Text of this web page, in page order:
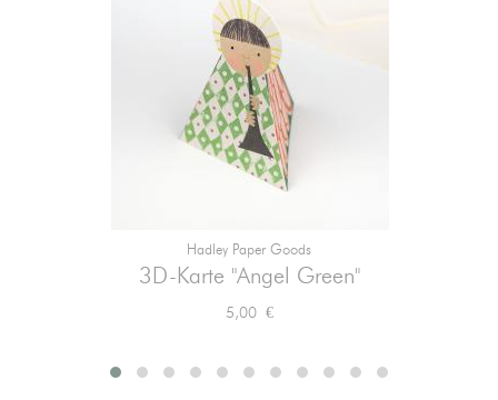
Hadley Paper Goods
3D-Karte "Angel Green"
Preis
5,00 €